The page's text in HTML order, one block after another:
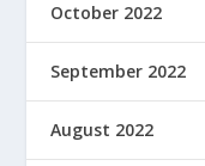
October 2022
September 2022
August 2022